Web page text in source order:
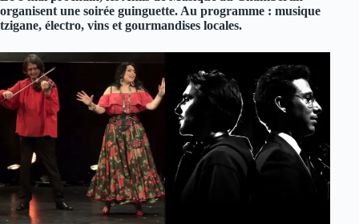
organisent une soirée guinguette. Au programme : musique
tzigane, électro, vins et gourmandises locales.